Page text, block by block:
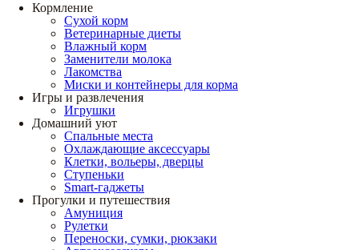
Кормление
Сухой корм
Ветеринарные диеты
Влажный корм
Заменители молока
Лакомства
Миски и контейнеры для корма
Игры и развлечения
Игрушки
Домашний уют
Спальные места
Охлаждающие аксессуары
Клетки, вольеры, дверцы
Ступеньки
Smart-гаджеты
Прогулки и путешествия
Амуниция
Рулетки
Переноски, сумки, рюкзаки